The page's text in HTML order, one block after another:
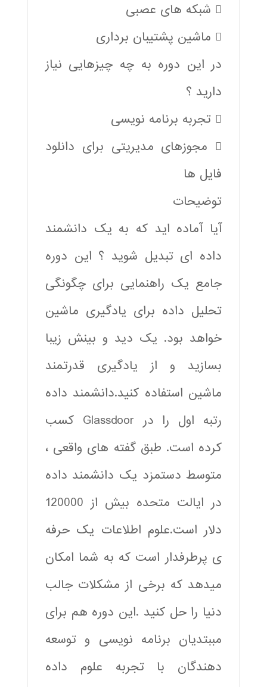
 شبکه های عصبی
 ماشین پشتیبان برداری
در این دوره به چه چیزهایی نیاز
دارید ؟
 تجربه برنامه نویسی
 مجوزهای مدیریتی برای دانلود
فایل ها
توضیحات
آیا آماده اید که به یک دانشمند
داده ای تبدیل شوید ؟ این دوره
جامع یک راهنمایی برای چگونگی
تحلیل داده برای یادگیری ماشین
خواهد بود. یک دید و بینش زیبا
بسازید و از یادگیری قدرتمند
ماشین استفاده کنید.دانشمند داده
رتبه اول را در Glassdoor کسب
کرده است. طبق گفته های واقعی ،
متوسط دستمزد یک دانشمند داده
در ایالت متحده بیش از 120000
دلار است.علوم اطلاعات یک حرفه
ی پرطرفدار است که به شما امکان
میدهد که برخی از مشکلات جالب
دنیا را حل کنید .این دوره هم برای
مببتدیان برنامه نویسی و توسعه
دهندگان با تجربه علوم داده